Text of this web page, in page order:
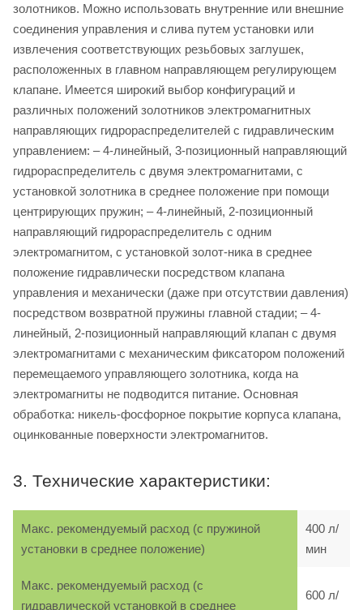
золотников. Можно использовать внутренние или внешние
соединения управления и слива путем установки или
извлечения соответствующих резьбовых заглушек,
расположенных в главном направляющем регулирующем
клапане. Имеется широкий выбор конфигураций и
различных положений золотников электромагнитных
направляющих гидрораспределителей с гидравлическим
управлением: – 4-линейный, 3-позиционный направляющий
гидрораспределитель с двумя электромагнитами, с
установкой золотника в среднее положение при помощи
центрирующих пружин; – 4-линейный, 2-позиционный
направляющий гидрораспределитель с одним
электромагнитом, с установкой золот-ника в среднее
положение гидравлически посредством клапана
управления и механически (даже при отсутствии давления)
посредством возвратной пружины главной стадии; – 4-
линейный, 2-позиционный направляющий клапан с двумя
электромагнитами с механическим фиксатором положений
перемещаемого управляющего золотника, когда на
электромагниты не подводится питание. Основная
обработка: никель-фосфорное покрытие корпуса клапана,
оцинкованные поверхности электромагнитов.
3. Технические характеристики:
Макс. рекомендуемый расход (с пружиной
установки в среднее положение)
400 л/
мин
Макс. рекомендуемый расход (с
гидравлической установкой в среднее
600 л/